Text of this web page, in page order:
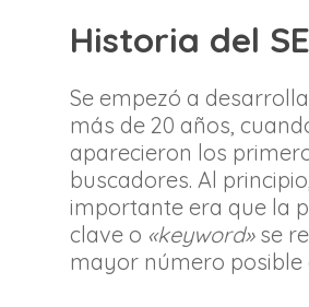
Historia del
Se empezó a
más de 20 años,
aparecieron los
buscadores. Al
importante era que la
clave o «keyword»se
mayor número posible